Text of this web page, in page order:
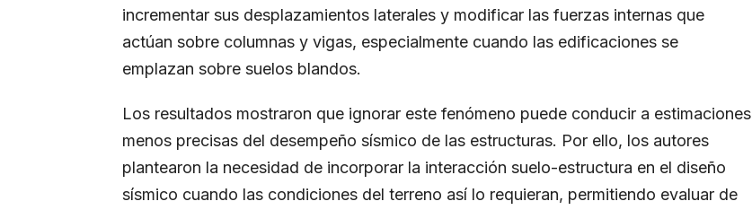
incrementar sus desplazamientos laterales y modificar las fuerzas internas que
actúan sobre columnas y vigas, especialmente cuando las edificaciones se
emplazan sobre suelos blandos.
Los resultados mostraron que ignorar este fenómeno puede conducir a estimaciones
menos precisas del desempeño sísmico de las estructuras. Por ello, los autores
plantearon la necesidad de incorporar la interacción suelo-estructura en el diseño
sísmico cuando las condiciones del terreno así lo requieran, permitiendo evaluar de